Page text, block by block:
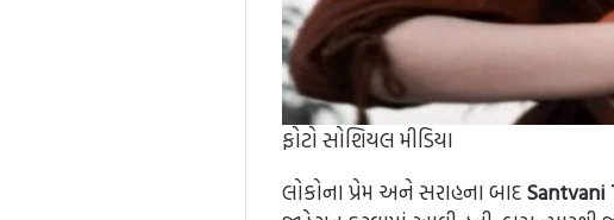
ફોટો સોશિયલ મીડિયા
લોકોના પ્રેમ અને સરાહના બાદ